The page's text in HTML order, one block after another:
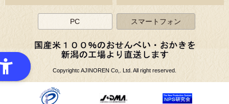
PC スマートフォン
Copyrightc AJINOREN Co,. Ltd. All right reserved.